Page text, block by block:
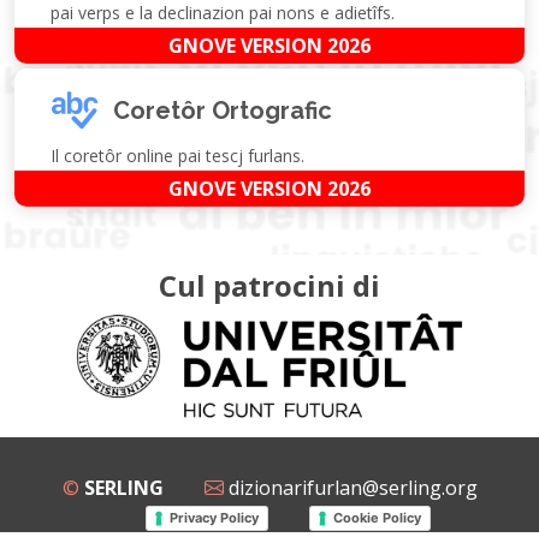
pai verps e la declinazion pai nons e adietîfs.
GNOVE VERSION 2026
Coretôr Ortografic
Il coretôr online pai tescj furlans.
GNOVE VERSION 2026
Cul patrocini di
© SERLING dizionarifurlan@serling.org
Privacy Policy Cookie Policy